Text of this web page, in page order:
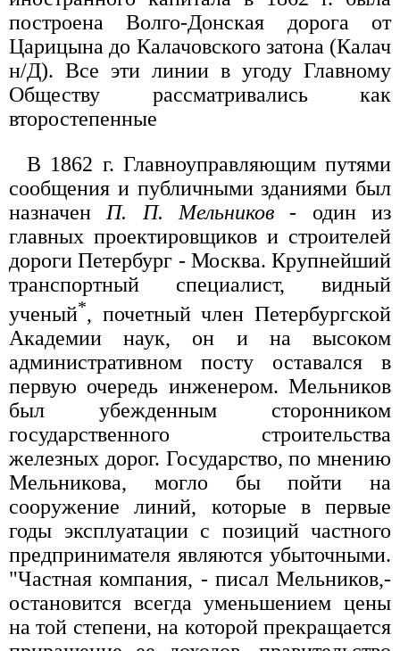
построена Волго-Донская дорога от
Царицына до Калачовского затона (Калач
н/Д). Все эти линии в угоду Главному
Обществу рассматривались как
второстепенные
В 1862 г. Главноуправляющим путями
сообщения и публичными зданиями был
назначен П. П. Мельников - один из
главных проектировщиков и строителей
дороги Петербург - Москва. Крупнейший
транспортный специалист, видный
ученый*, почетный член Петербургской
Академии наук, он и на высоком
административном посту оставался в
первую очередь инженером. Мельников
был убежденным сторонником
государственного строительства
железных дорог. Государство, по мнению
Мельникова, могло бы пойти на
сооружение линий, которые в первые
годы эксплуатации с позиций частного
предпринимателя являются убыточными.
"Частная компания, - писал Мельников,-
остановится всегда уменьшением цены
на той степени, на которой прекращается